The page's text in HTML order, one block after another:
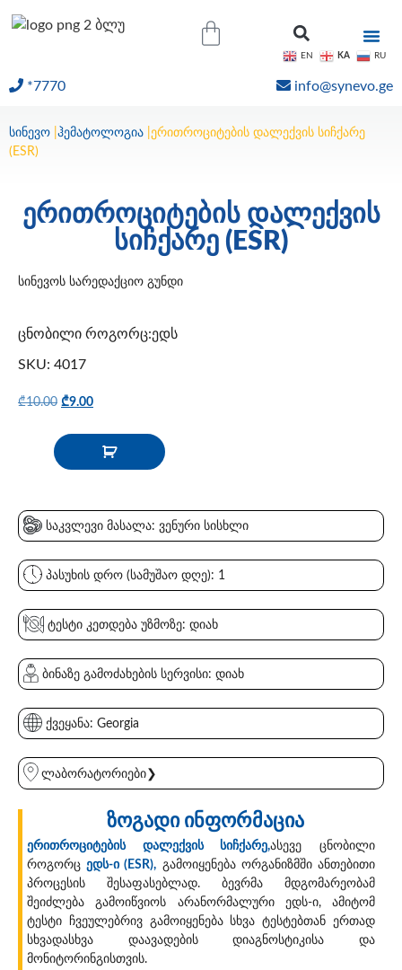
*7770 info@synevo.ge
სინევო ჰემატოლოგია ერითროციტების დალექვის სიჩქარე
(ESR)
ერითროციტების დალექვის
სიჩქარე (ESR)
სინევოს სარედაქციო გუნდი
ცნობილი როგორც:ედს
SKU: 4017
₾10.00 ₾9.00
საკვლევი მასალა: ვენური სისხლი
პასუხის დრო (სამუშაო დღე): 1
ტესტი კეთდება უზმოზე: დიახ
ბინაზე გამოძახების სერვისი: დიახ
ქვეყანა: Georgia
ლაბორატორიები❯
ზოგადი ინფორმაცია
ერითროციტების დალექვის სიჩქარე,ასევე ცნობილი
როგორც ედს-ი (ESR), გამოიყენება ორგანიზმში ანთებითი
პროცესის შესაფასებლად. ბევრმა მდგომარეობამ
შეიძლება გამოიწვიოს არანორმალური ედს-ი, ამიტომ
ტესტი ჩვეულებრივ გამოიყენება სხვა ტესტებთან ერთად
სხვადასხვა დაავადების დიაგნოსტიკისა და
მონიტორინგისთვის.
EN KA RU